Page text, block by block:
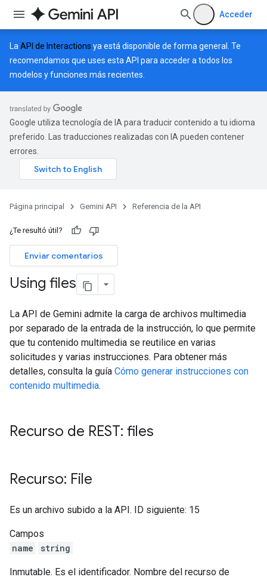
Acceder
La API de Interactions ya está disponible de forma general. Te
recomendamos que uses esta API para acceder a todos los
modelos y funciones más recientes.
Google utiliza tecnología de IA para traducir contenido a tu idioma
preferido. Las traducciones realizadas con IA pueden contener
errores.
Página principal Gemini API Referencia de la API
¿Te resultó útil?
Enviar comentarios
Using files
La API de Gemini admite la carga de archivos multimedia
por separado de la entrada de la instrucción, lo que permite
que tu contenido multimedia se reutilice en varias
solicitudes y varias instrucciones. Para obtener más
detalles, consulta la guía Cómo generar instrucciones con
contenido multimedia.
Recurso de REST: files
Recurso: File
Es un archivo subido a la API. ID siguiente: 15
Campos
name
string
Inmutable. Es el identificador. Nombre del recurso de